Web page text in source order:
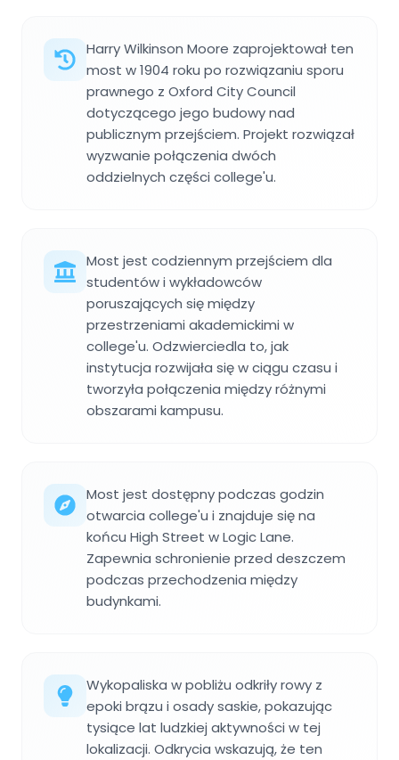
Harry Wilkinson Moore zaprojektował ten
most w 1904 roku po rozwiązaniu sporu
prawnego z Oxford City Council
dotyczącego jego budowy nad
publicznym przejściem. Projekt rozwiązał
wyzwanie połączenia dwóch
oddzielnych części college'u.
Most jest codziennym przejściem dla
studentów i wykładowców
poruszających się między
przestrzeniami akademickimi w
college'u. Odzwierciedla to, jak
instytucja rozwijała się w ciągu czasu i
tworzyła połączenia między różnymi
obszarami kampusu.
Most jest dostępny podczas godzin
otwarcia college'u i znajduje się na
końcu High Street w Logic Lane.
Zapewnia schronienie przed deszczem
podczas przechodzenia między
budynkami.
Wykopaliska w pobliżu odkriły rowy z
epoki brązu i osady saskie, pokazując
tysiące lat ludzkiej aktywności w tej
lokalizacji. Odkrycia wskazują, że ten